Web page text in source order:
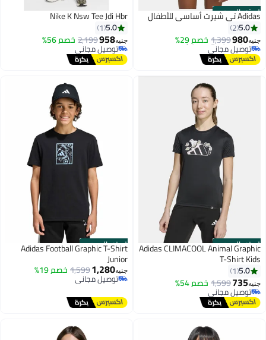
الستور الرسمي
4
Adidas تي شيرت أساسي للأطفال
5.0
2
جنيه980
1,399خصم 29%
#26 في بلايز وتيشيرتات البنات
أقل سعر في 30 يوم
توصيل مجاني
#26 في بلايز وتيشيرتات البنات
Nike K Nsw Tee Jdi Hbr
5.0
1
جنيه958
2,199خصم 56%
توصيل مجاني
توصيل مجاني
الستور الرسمي
Adidas CLIMACOOL Animal Graphic
T-Shirt Kids
5.0
1
جنيه735
1,599خصم 54% توصيل مجاني
بتخلّص بسرعة
توصيل مجاني
الستور الرسمي
Adidas Football Graphic T-Shirt
Junior
جنيه1,280
1,599خصم 19%
توصيل مجاني
توصيل مجاني